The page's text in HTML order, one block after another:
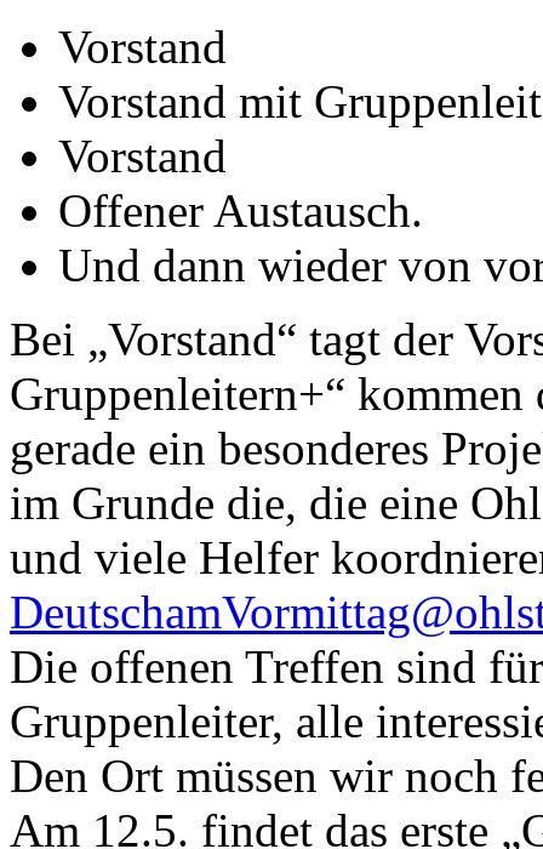
Vorstand
Vorstand mit
Vorstand
Offener Austausch.
Und dann wieder von
Bei „Vorstand“ tagt der
Gruppenleitern+“
gerade ein besonderes
im Grunde die, die eine
und viele Helfer
Die offenen Treffen sind
Gruppenleiter, alle
Den Ort müssen wir noch
Am 12.5. findet das erste